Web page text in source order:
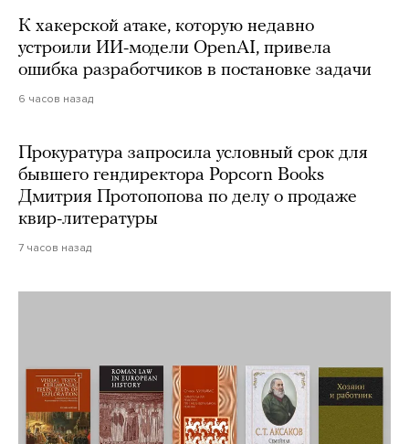
К хакерской атаке, которую недавно
устроили ИИ-модели OpenAI, привела
ошибка разработчиков в постановке задачи
6 часов назад
Прокуратура запросила условный срок для
бывшего гендиректора Popcorn Books
Дмитрия Протопопова по делу о продаже
квир-литературы
7 часов назад